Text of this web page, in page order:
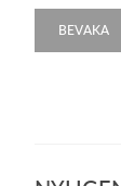
BEVAKA